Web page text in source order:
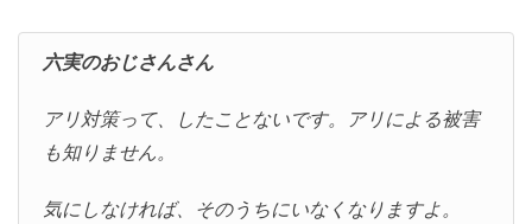
六実のおじさんさん
アリ対策って、したことないです。アリによる被害
も知りません。
気にしなければ、そのうちにいなくなりますよ。